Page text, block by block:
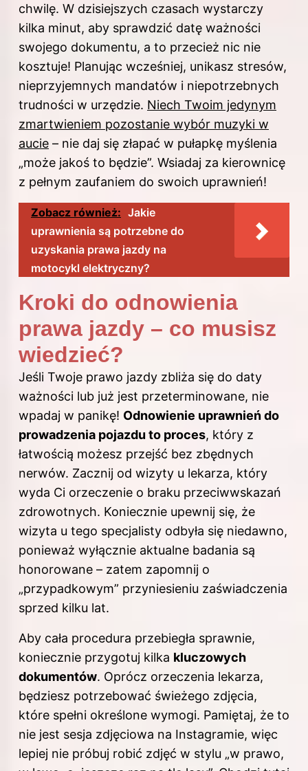
chwilę. W dzisiejszych czasach wystarczy
kilka minut, aby sprawdzić datę ważności
swojego dokumentu, a to przecież nic nie
kosztuje! Planując wcześniej, unikasz stresów,
nieprzyjemnych mandatów i niepotrzebnych
trudności w urzędzie. Niech Twoim jedynym
zmartwieniem pozostanie wybór muzyki w
aucie – nie daj się złapać w pułapkę myślenia
„może jakoś to będzie”. Wsiadaj za kierownicę
z pełnym zaufaniem do swoich uprawnień!
Zobacz również: Jakie
uprawnienia są potrzebne do
uzyskania prawa jazdy na
motocykl elektryczny?
Kroki do odnowienia
prawa jazdy – co musisz
wiedzieć?
Jeśli Twoje prawo jazdy zbliża się do daty
ważności lub już jest przeterminowane, nie
wpadaj w panikę! Odnowienie uprawnień do
prowadzenia pojazdu to proces, który z
łatwością możesz przejść bez zbędnych
nerwów. Zacznij od wizyty u lekarza, który
wyda Ci orzeczenie o braku przeciwwskazań
zdrowotnych. Koniecznie upewnij się, że
wizyta u tego specjalisty odbyła się niedawno,
ponieważ wyłącznie aktualne badania są
honorowane – zatem zapomnij o
„przypadkowym” przyniesieniu zaświadczenia
sprzed kilku lat.
Aby cała procedura przebiegła sprawnie,
koniecznie przygotuj kilka kluczowych
dokumentów. Oprócz orzeczenia lekarza,
będziesz potrzebować świeżego zdjęcia,
które spełni określone wymogi. Pamiętaj, że to
nie jest sesja zdjęciowa na Instagramie, więc
lepiej nie próbuj robić zdjęć w stylu „w prawo,